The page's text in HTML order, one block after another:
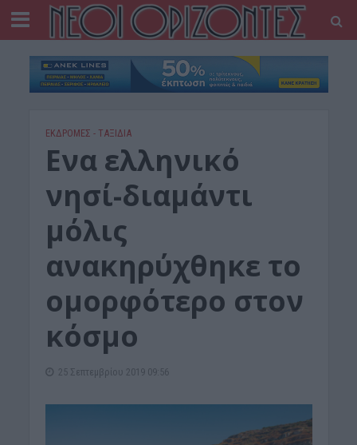
ΕΚΔΡΟΜΈΣ - ΤΑΞΊΔΙΑ
Ενα ελληνικό
νησί-διαμάντι
μόλις
ανακηρύχθηκε το
ομορφότερο στον
κόσμο
25 Σεπτεμβρίου 2019 09:56